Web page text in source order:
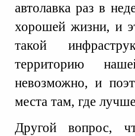
автолавка раз в
хорошей жизни, и
такой
территорию
невозможно, и
места там, где
Другой вопрос,